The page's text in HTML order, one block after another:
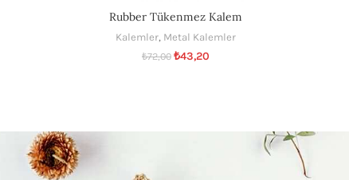
Rubber Tükenmez Kalem
Kalemler, Metal Kalemler
₺72,00 ₺43,20